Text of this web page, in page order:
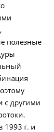
полезные
с другими
1993 г. и